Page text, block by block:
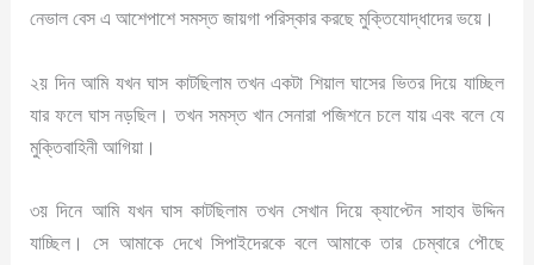
নেভাল বেস এ আশেপাশে সমস্ত জায়গা পরিস্কার করছে মুক্তিযোদ্ধাদের ভয়ে।
২য় দিন আমি যখন ঘাস কাটছিলাম তখন একটা শিয়াল ঘাসের ভিতর দিয়ে যাচ্ছিল
যার ফলে ঘাস নড়ছিল। তখন সমস্ত খান সেনারা পজিশনে চলে যায় এবং বলে যে
মুক্তিবাহিনী আগিয়া।
৩য় দিনে আমি যখন ঘাস কাটছিলাম তখন সেখান দিয়ে ক্যাপ্টেন সাহাব উদ্দিন
যাচ্ছিল। সে আমাকে দেখে সিপাইদেরকে বলে আমাকে তার চেম্বারে পৌছে